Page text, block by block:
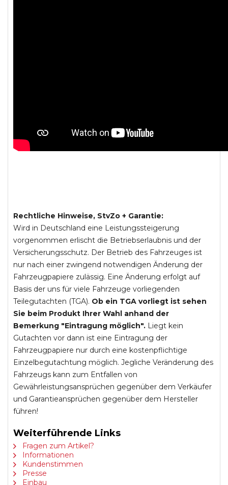
Rechtliche Hinweise, StvZo + Garantie:
Wird in Deutschland eine Leistungssteigerung
vorgenommen erlischt die Betriebserlaubnis und der
Versicherungsschutz. Der Betrieb des Fahrzeuges ist
nur nach einer zwingend notwendigen Änderung der
Fahrzeugpapiere zulässig. Eine Änderung erfolgt auf
Basis der uns für viele Fahrzeuge vorliegenden
Teilegutachten (TGA). Ob ein TGA vorliegt ist sehen
Sie beim Produkt Ihrer Wahl anhand der
Bemerkung "Eintragung möglich". Liegt kein
Gutachten vor dann ist eine Eintragung der
Fahrzeugpapiere nur durch eine kostenpflichtige
Einzelbegutachtung möglich. Jegliche Veränderung des
Fahrzeugs kann zum Entfallen von
Gewährleistungsansprüchen gegenüber dem Verkäufer
und Garantieansprüchen gegenüber dem Hersteller
führen!
Weiterführende Links
Fragen zum Artikel?
Informationen
Kundenstimmen
Presse
Einbau